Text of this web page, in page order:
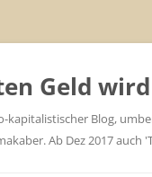
Geld
Blog,
Ab Dez 2017